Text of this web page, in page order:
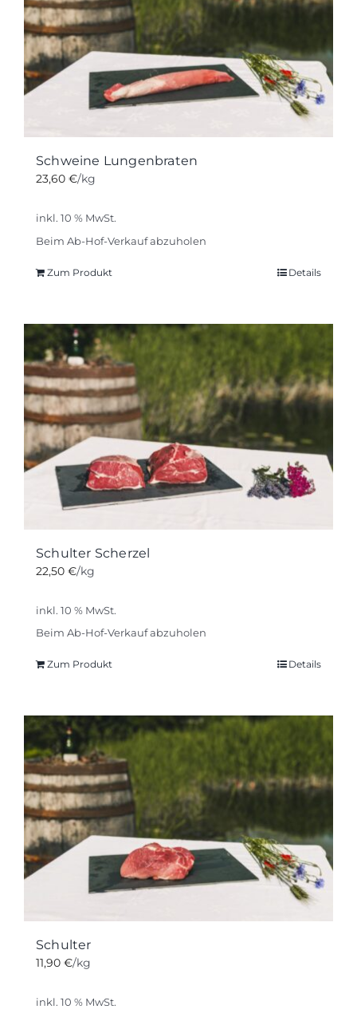
Schweine Lungenbraten
23,60 €/kg
inkl. 10 % MwSt.
Beim Ab-Hof-Verkauf abzuholen
Zum Produkt Details
Schulter Scherzel
22,50 €/kg
inkl. 10 % MwSt.
Beim Ab-Hof-Verkauf abzuholen
Zum Produkt Details
Schulter
11,90 €/kg
inkl. 10 % MwSt.